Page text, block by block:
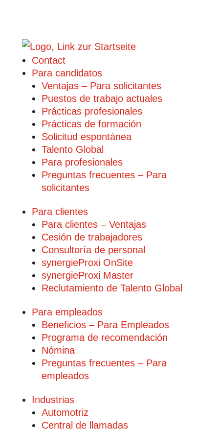
Contact
Para candidatos
Ventajas – Para solicitantes
Puestos de trabajo actuales
Prácticas profesionales
Prácticas de formación
Solicitud espontánea
Talento Global
Para profesionales
Preguntas frecuentes – Para
solicitantes
Para clientes
Para clientes – Ventajas
Cesión de trabajadores
Consultoría de personal
synergieProxi OnSite
synergieProxi Master
Reclutamiento de Talento Global
Para empleados
Beneficios – Para Empleados
Programa de recomendación
Nómina
Preguntas frecuentes – Para
empleados
Industrias
Automotriz
Central de llamadas